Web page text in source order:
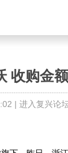
收购金
| 进入复兴论